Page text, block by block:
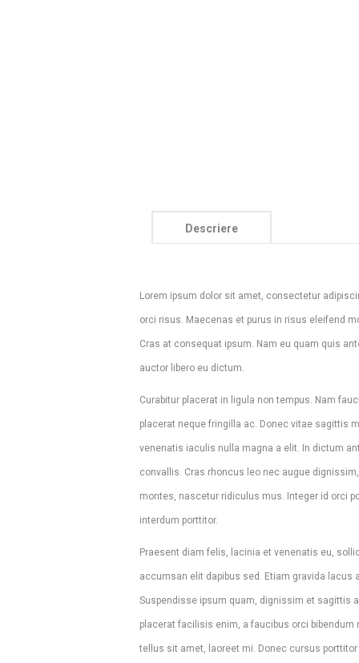
Descriere
Lorem ipsum dolor sit amet, consectetur
orci risus. Maecenas et purus in risus eleifend
Cras at consequat ipsum. Nam eu quam quis
auctor libero eu dictum.
Curabitur placerat in ligula non tempus. Nam
placerat neque fringilla ac. Donec vitae sagittis
venenatis iaculis nulla magna a elit. In dictum
convallis. Cras rhoncus leo nec augue
montes, nascetur ridiculus mus. Integer id orci
interdum porttitor.
Praesent diam felis, lacinia et venenatis eu,
accumsan elit dapibus sed. Etiam gravida
Suspendisse ipsum quam, dignissim et sagittis
placerat facilisis enim, a faucibus orci
tellus sit amet, laoreet mi. Donec cursus